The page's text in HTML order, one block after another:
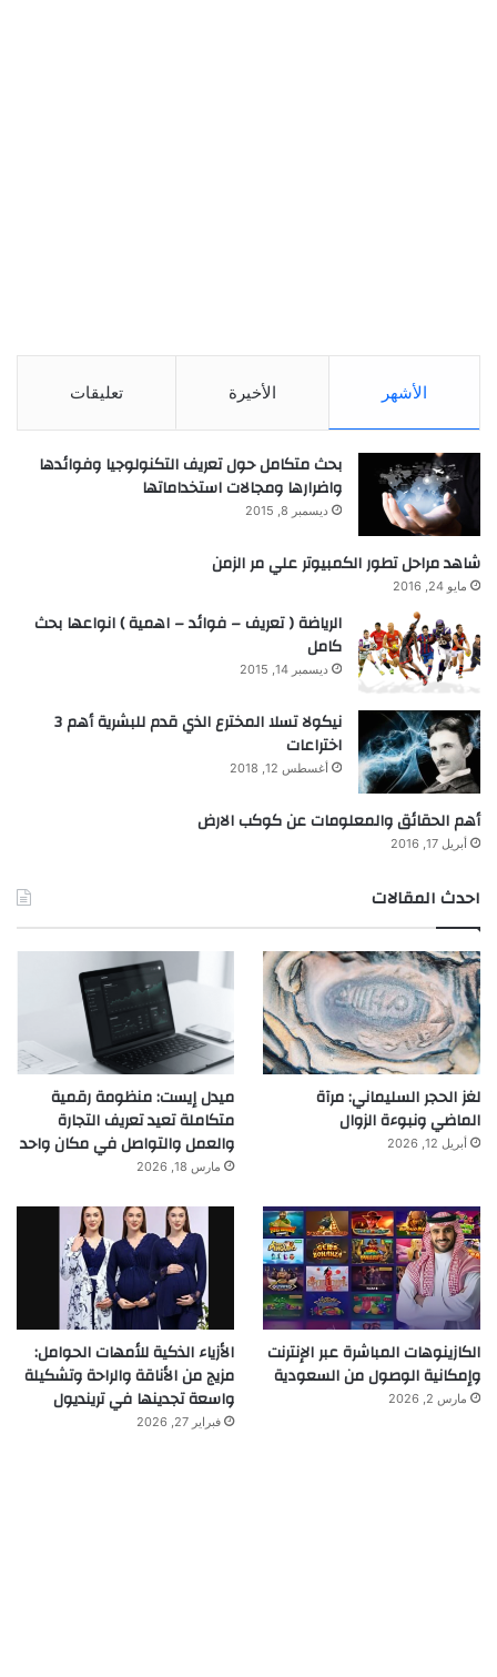
الأشهر الأخيرة تعليقات
بحث متكامل حول تعريف التكنولوجيا وفوائدها
واضرارها ومجالات استخداماتها
ديسمبر 8, 2015
شاهد مراحل تطور الكمبيوتر علي مر الزمن
مايو 24, 2016
الرياضة ( تعريف – فوائد – اهمية ) انواعها بحث
كامل
ديسمبر 14, 2015
نيكولا تسلا المخترع الذي قدم للبشرية أهم 3
اختراعات
أغسطس 12, 2018
أهم الحقائق والمعلومات عن كوكب الارض
أبريل 17, 2016
احدث المقالات
لغز الحجر السليماني: مرآة
الماضي ونبوءة الزوال
أبريل 12, 2026
ميدل إيست: منظومة رقمية
متكاملة تعيد تعريف التجارة
والعمل والتواصل في مكان واحد
مارس 18, 2026
الكازينوهات المباشرة عبر الإنترنت
وإمكانية الوصول من السعودية
مارس 2, 2026
الأزياء الذكية للأمهات الحوامل:
مزيج من الأناقة والراحة وتشكيلة
واسعة تجدينها في ترينديول
فبراير 27, 2026